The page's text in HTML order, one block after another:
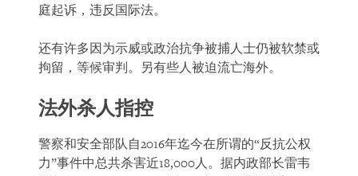
庭起诉，违反国际法。
还有许多因为示威或政治抗争被捕人士仍被软禁或
拘留，等候审判。另有些人被迫流亡海外。
法外杀人指控
警察和安全部队自2016年迄今在所谓的“反抗公权
力”事件中总共杀害近18,000人。据内政部长雷韦